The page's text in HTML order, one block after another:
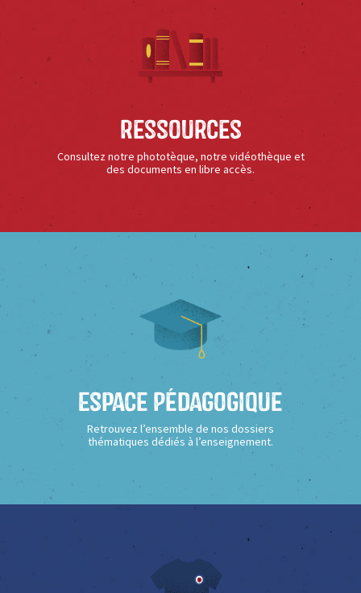
Ressources
Consultez notre phototèque, notre vidéothèque et
des documents en libre accès.
Espace Pédagogique
Retrouvez l’ensemble de nos dossiers
thématiques dédiés à l’enseignement.